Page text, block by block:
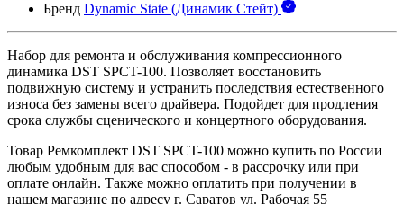
Бренд Dynamic State (Динамик Стейт)
Набор для ремонта и обслуживания компрессионного
динамика DST SPCT-100. Позволяет восстановить
подвижную систему и устранить последствия естественного
износа без замены всего драйвера. Подойдет для продления
срока службы сценического и концертного оборудования.
Товар Ремкомплект DST SPCT-100 можно купить по России
любым удобным для вас способом - в рассрочку или при
оплате онлайн. Также можно оплатить при получении в
нашем магазине по адресу г. Саратов ул. Рабочая 55